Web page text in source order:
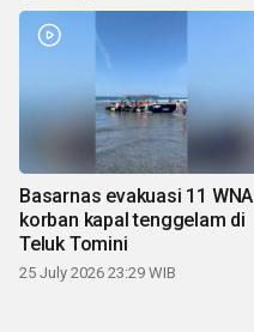
Basarnas evakuasi 11 WNA
korban kapal tenggelam di
Teluk Tomini
25 July 2026 23:29 WIB